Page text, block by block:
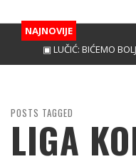
NAJNOVIJE
LUČIĆ: BIĆEMO BOLJI NEGO
POSTS TAGGED
LIGA